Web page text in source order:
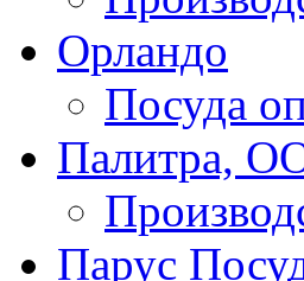
Орландо
Посуда
Палитра,
Парус